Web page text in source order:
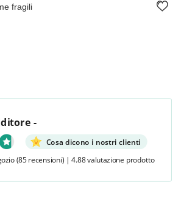
fragili
-
Cosa dicono i nostri clienti
(85 recensioni) | 4.88 valutazione prodotto